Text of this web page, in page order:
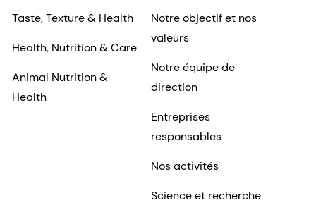
Taste, Texture & Health
Health, Nutrition & Care
Animal Nutrition &
Health
Notre objectif et nos
valeurs
Notre équipe de
direction
Entreprises
responsables
Nos activités
Science et recherche